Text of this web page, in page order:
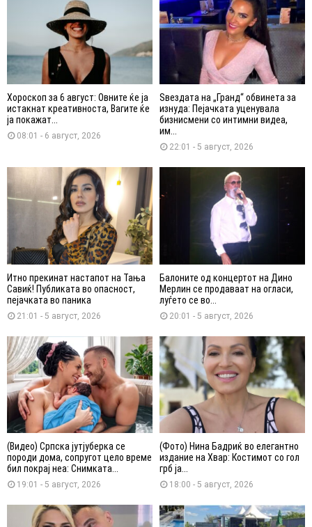
Хороскоп за 6 август: Овните ќе ја
истакнат креативноста, Вагите ќе
ја покажат...
08:01 - 6 август, 2026
Ѕвездата на „Гранд“ обвинета за
изнуда: Пејачката уценувала
бизнисмени со интимни видеа,
им...
22:01 - 5 август, 2026
Итно прекинат настапот на Тања
Савиќ! Публиката во опасност,
пејачката во паника
21:01 - 5 август, 2026
Балоните од концертот на Дино
Мерлин се продаваат на огласи,
луѓето се во...
20:01 - 5 август, 2026
(Видео) Српска јутјуберка се
породи дома, сопругот цело време
бил покрај неа: Снимката...
19:01 - 5 август, 2026
(Фото) Нина Бадриќ во елегантно
издание на Хвар: Костимот со гол
грб ја...
18:00 - 5 август, 2026